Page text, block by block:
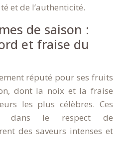
et de l’authenticité.
de saison :
et fraise du
réputé pour ses fruits
dont la noix et la fraise
les plus célèbres. Ces
dans le respect de
des saveurs intenses et